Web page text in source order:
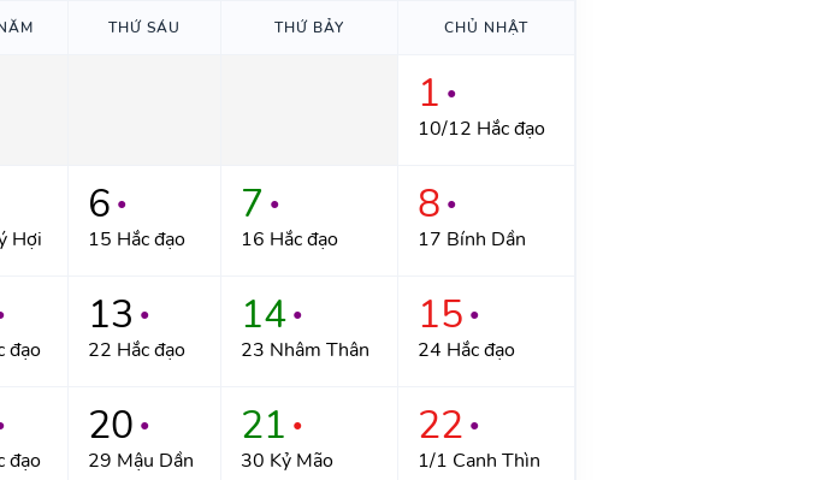
THỨ SÁU THỨ BẢY CHỦ NHẬT
1 ●
10/12 Hắc đạo
Hợi
6 ●
15 Hắc đạo
7 ●
16 Hắc đạo
8 ●
17 Bính Dần
đạo
13 ●
22 Hắc đạo
14 ●
23 Nhâm Thân
15 ●
24 Hắc đạo
đạo
20 ●
29 Mậu Dần
21 ●
30 Kỷ Mão
22 ●
1/1 Canh Thìn